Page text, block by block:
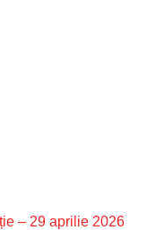
– 29 aprilie 2026